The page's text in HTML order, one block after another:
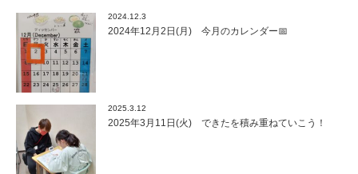
2024.12.3
2024年12月2日(月) 今月のカレンダー📅
2025.3.12
2025年3月11日(火) できたを積み重ねていこう！